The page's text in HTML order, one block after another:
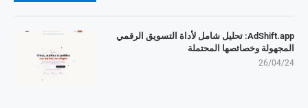
AdShift.app: تحليل شامل لأداة التسويق الرقمي
المجهولة وخصائصها المحتملة
26/04/24